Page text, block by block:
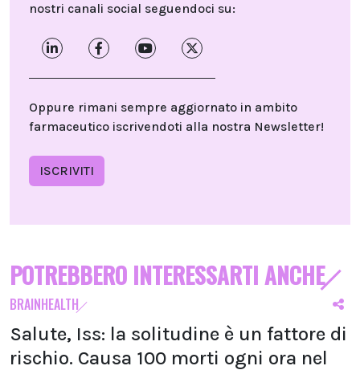
nostri canali social seguendoci su:
Oppure rimani sempre aggiornato in ambito
farmaceutico iscrivendoti alla nostra Newsletter!
ISCRIVITI
POTREBBERO INTERESSARTI ANCHE
BRAINHEALTH
Salute, Iss: la solitudine è un fattore di
rischio. Causa 100 morti ogni ora nel